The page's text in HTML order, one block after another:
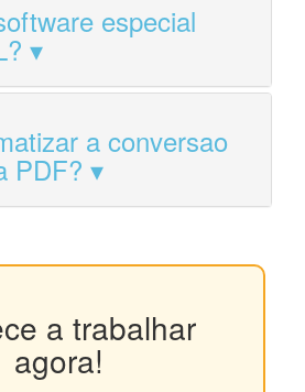
especial
a conversao
PDF?
a trabalhar
agora!